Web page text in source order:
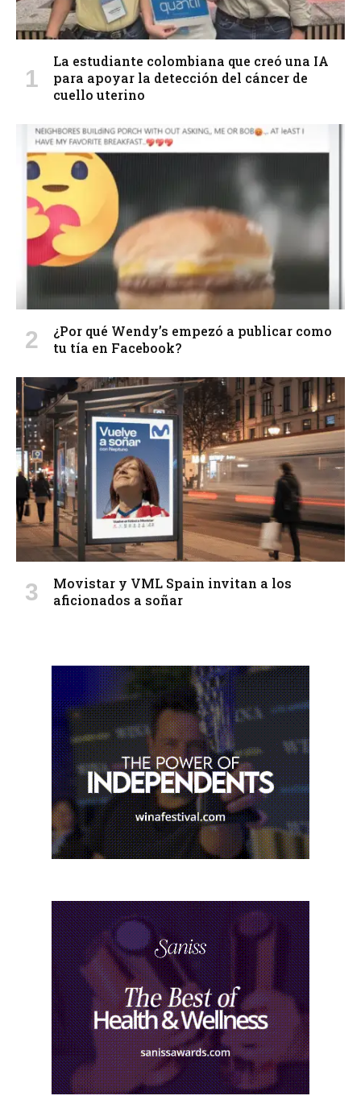
La estudiante colombiana que creó una IA
para apoyar la detección del cáncer de
cuello uterino
¿Por qué Wendy’s empezó a publicar como
tu tía en Facebook?
Movistar y VML Spain invitan a los
aficionados a soñar